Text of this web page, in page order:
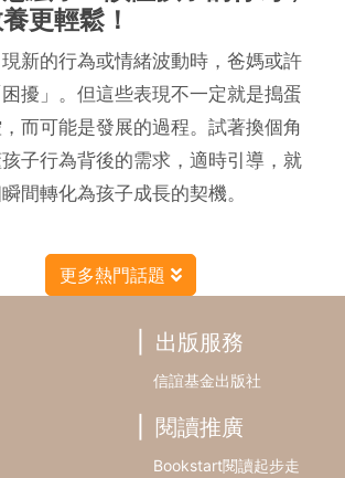
更輕鬆！
新的行為或情緒波動時，爸媽或許
擾」。但這些表現不一定就是搗蛋
而可能是發展的過程。試著換個角
子行為背後的需求，適時引導，就
間轉化為孩子成長的契機。
更多熱門話題
出版服務
信誼基金出版社
閱讀推廣
Bookstart閱讀起步走